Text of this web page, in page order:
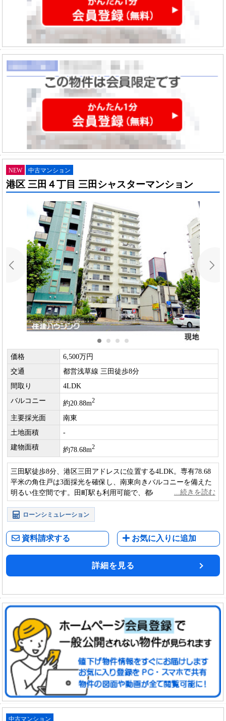
NEW 中古マンション
港区 三田４丁目 三田シャスターマンション
価格
6,500万円
交通
都営浅草線 三田徒歩8分
間取り
4LDK
バルコニー
約20.88m2
主要採光面
南東
土地面積
-
建物面積
約78.68m2
三田駅徒歩8分、港区三田アドレスに位置する4LDK。専有78.68
平米の角住戸は3面採光を確保し、南東向きバルコニーを備えた
明るい住空間です。田町駅も利用可能で、都心の利便性と落ち
着いた住環境を享受できる住まいです。
ローンシミュレーション
資料請求する お気に入りに追加
詳細を見る
中古マンション